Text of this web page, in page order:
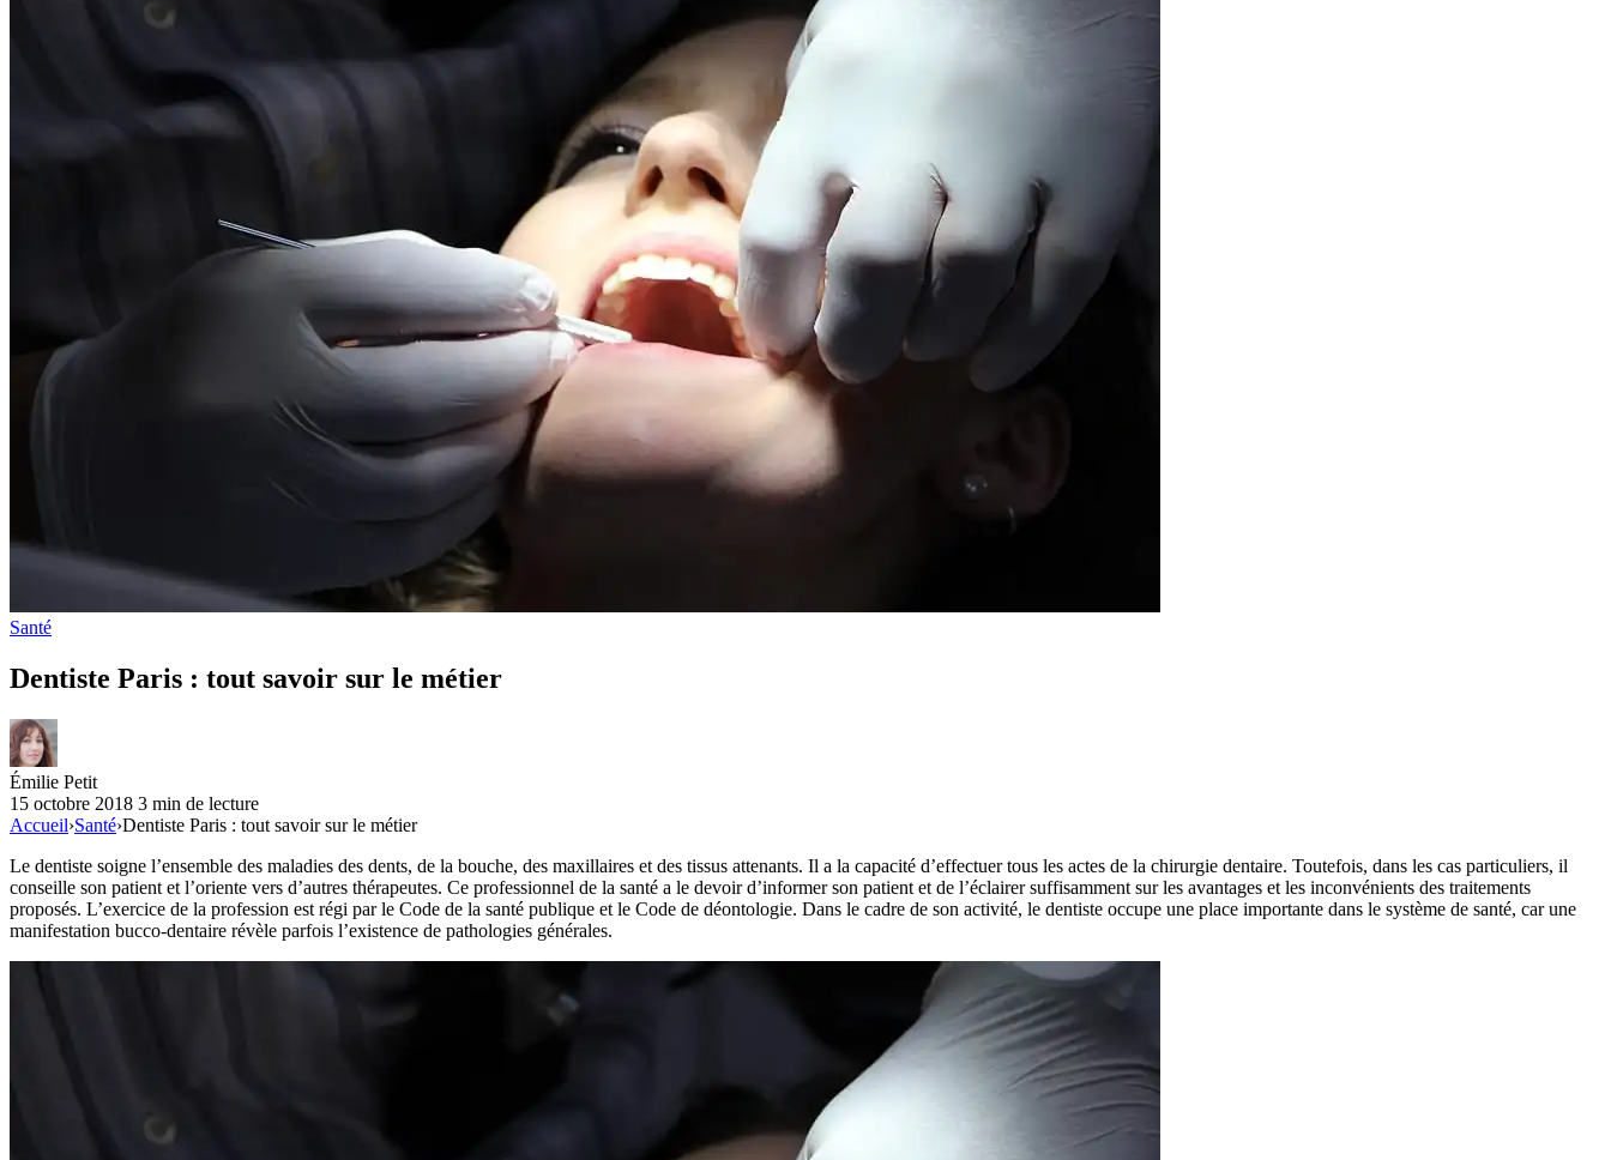
Santé
Dentiste Paris : tout savoir sur le métier
Émilie Petit
15 octobre 2018 3 min de lecture
Accueil›Santé›Dentiste Paris : tout savoir sur le métier
Le dentiste soigne l’ensemble des maladies des dents, de la bouche, des maxillaires et des tissus attenants. Il a la capacité d’effectuer tous les actes de la chirurgie dentaire. Toutefois, dans les cas particuliers, il
conseille son patient et l’oriente vers d’autres thérapeutes. Ce professionnel de la santé a le devoir d’informer son patient et de l’éclairer suffisamment sur les avantages et les inconvénients des traitements
proposés. L’exercice de la profession est régi par le Code de la santé publique et le Code de déontologie. Dans le cadre de son activité, le dentiste occupe une place importante dans le système de santé, car une
manifestation bucco-dentaire révèle parfois l’existence de pathologies générales.